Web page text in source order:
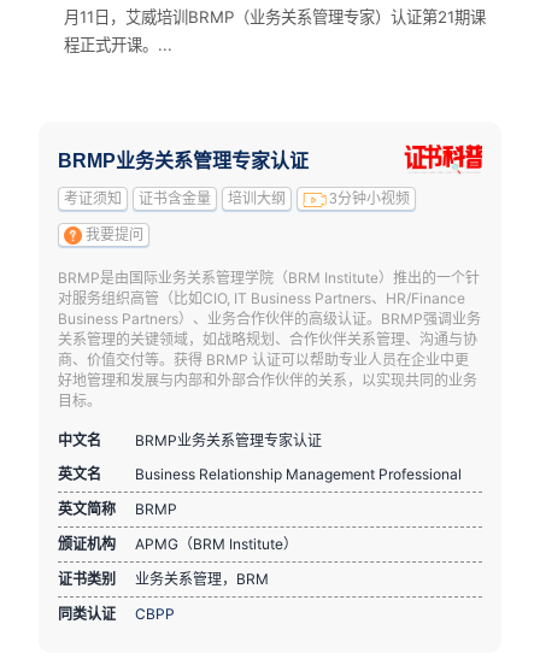
月11日，艾威培训BRMP（业务关系管理专家）认证第21期课
程正式开课。...
BRMP业务关系管理专家认证
考证须知 证书含金量 培训大纲 3分钟小视频
我要提问
BRMP是由国际业务关系管理学院（BRM Institute）推出的一个针
对服务组织高管（比如CIO, IT Business Partners、HR/Finance
Business Partners）、业务合作伙伴的高级认证。BRMP强调业务
关系管理的关键领域，如战略规划、合作伙伴关系管理、沟通与协
商、价值交付等。获得 BRMP 认证可以帮助专业人员在企业中更
好地管理和发展与内部和外部合作伙伴的关系，以实现共同的业务
目标。
中文名
BRMP业务关系管理专家认证
英文名
Business Relationship Management Professional
英文简称
BRMP
颁证机构
APMG（BRM Institute）
证书类别
业务关系管理，BRM
同类认证
CBPP